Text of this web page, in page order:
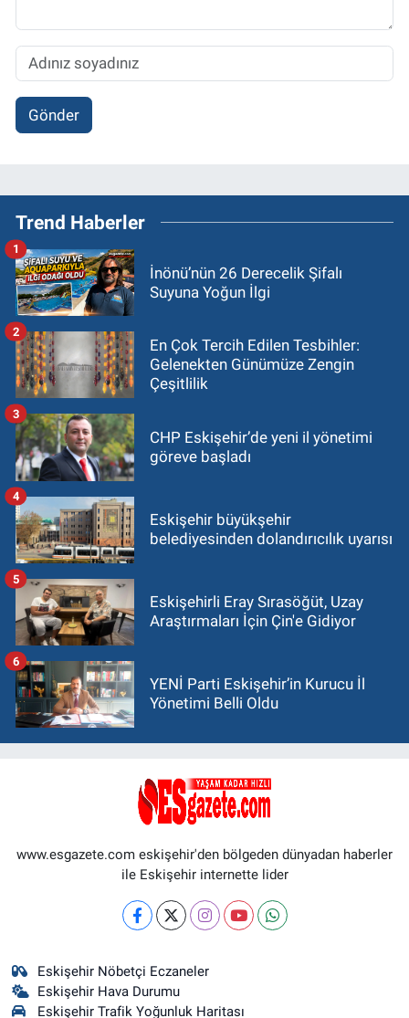
Gönder
Trend Haberler
İnönü’nün 26 Derecelik Şifalı
Suyuna Yoğun İlgi
1
En Çok Tercih Edilen Tesbihler:
Gelenekten Günümüze Zengin
Çeşitlilik
2
CHP Eskişehir’de yeni il yönetimi
göreve başladı
3
Eskişehir büyükşehir
belediyesinden dolandırıcılık uyarısı
4
Eskişehirli Eray Sırasöğüt, Uzay
Araştırmaları İçin Çin'e Gidiyor
5
YENİ Parti Eskişehir’in Kurucu İl
Yönetimi Belli Oldu
6
www.esgazete.com eskişehir'den bölgeden dünyadan haberler
ile Eskişehir internette lider
Eskişehir Nöbetçi Eczaneler
Eskişehir Hava Durumu
Eskişehir Trafik Yoğunluk Haritası